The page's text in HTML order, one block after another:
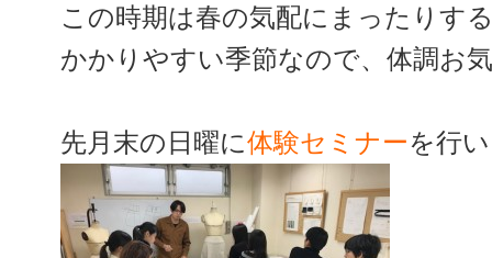
この時期は春の気配にまったりす
かかりやすい季節なので、体調お
先月末の日曜に体験セミナーを行